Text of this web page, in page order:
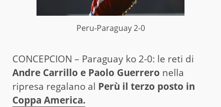
Peru-Paraguay 2-0
CONCEPCION – Paraguay ko 2-0: le reti di
Andre Carrillo e Paolo Guerrero nella
ripresa regalano al Perù il terzo posto in
Coppa America.